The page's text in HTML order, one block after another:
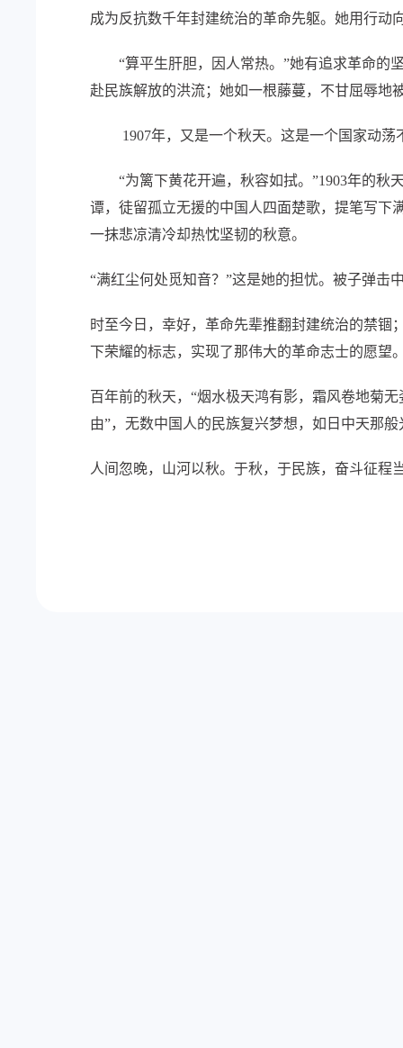
成为反抗数千年封建统治的革命先躯。她用行动
“算平生肝胆，因人常热。”她有追求革命的坚
赴民族解放的洪流；她如一根藤蔓，不甘屈辱地
1907年，又是一个秋天。这是一个国家动荡
“为篱下黄花开遍，秋容如拭。”1903年的秋
谭，徒留孤立无援的中国人四面楚歌，提笔写下
一抹悲凉清冷却热忱坚韧的秋意。
“满红尘何处觅知音？”这是她的担忧。被子弹击
时至今日，幸好，革命先辈推翻封建统治的禁
下荣耀的标志，实现了那伟大的革命志士的愿望
百年前的秋天，“烟水极天鸿有影，霜风卷地菊
由”，无数中国人的民族复兴梦想，如日中天那
人间忽晚，山河以秋。于秋，于民族，奋斗征